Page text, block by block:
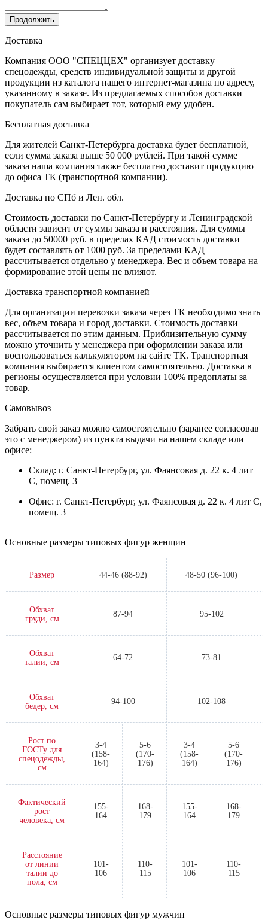
Продолжить
Доставка
Компания ООО "СПЕЦЦЕХ" организует доставку
спецодежды, средств индивидуальной защиты и другой
продукции из каталога нашего интернет-магазина по адресу,
указанному в заказе. Из предлагаемых способов доставки
покупатель сам выбирает тот, который ему удобен.
Бесплатная доставка
Для жителей Санкт-Петербурга доставка будет бесплатной,
если сумма заказа выше 50 000 рублей. При такой сумме
заказа наша компания также бесплатно доставит продукцию
до офиса ТК (транспортной компании).
Доставка по СПб и Лен. обл.
Стоимость доставки по Санкт-Петербургу и Ленинградской
области зависит от суммы заказа и расстояния. Для суммы
заказа до 50000 руб. в пределах КАД стоимость доставки
будет составлять от 1000 руб. За пределами КАД
рассчитывается отдельно у менеджера. Вес и объем товара на
формирование этой цены не влияют.
Доставка транспортной компанией
Для организации перевозки заказа через ТК необходимо знать
вес, объем товара и город доставки. Стоимость доставки
рассчитывается по этим данным. Приблизительную сумму
можно уточнить у менеджера при оформлении заказа или
воспользоваться калькулятором на сайте ТК. Транспортная
компания выбирается клиентом самостоятельно. Доставка в
регионы осуществляется при условии 100% предоплаты за
товар.
Самовывоз
Забрать свой заказ можно самостоятельно (заранее согласовав
это с менеджером) из пункта выдачи на нашем складе или
офисе:
Склад: г. Санкт-Петербург, ул. Фаянсовая д. 22 к. 4 лит
С, помещ. 3
Офис: г. Санкт-Петербург, ул. Фаянсовая д. 22 к. 4 лит С,
помещ. 3
Основные размеры типовых фигур женщин
Размер 44-46 (88-92) 48-50 (96-100)
Обхват
груди, см
87-94 95-102
Обхват
талии, см
64-72 73-81
Обхват
бедер, см
94-100 102-108
Рост по
ГОСТу для
спецодежды,
см
3-4
(158-
164)
5-6
(170-
176)
3-4
(158-
164)
5-6
(170-
176)
Фактический
рост
человека, см
155-
164
168-
179
155-
164
168-
179
Расстояние
от линии
талии до
пола, см
101-
106
110-
115
101-
106
110-
115
Основные размеры типовых фигур мужчин